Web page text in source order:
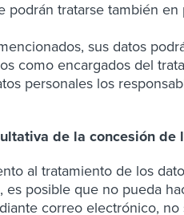
podrán tratarse también
sus datos
como encargados del
personales los
de la concesión de
al tratamiento de los
es posible que no pueda
correo electrónico,